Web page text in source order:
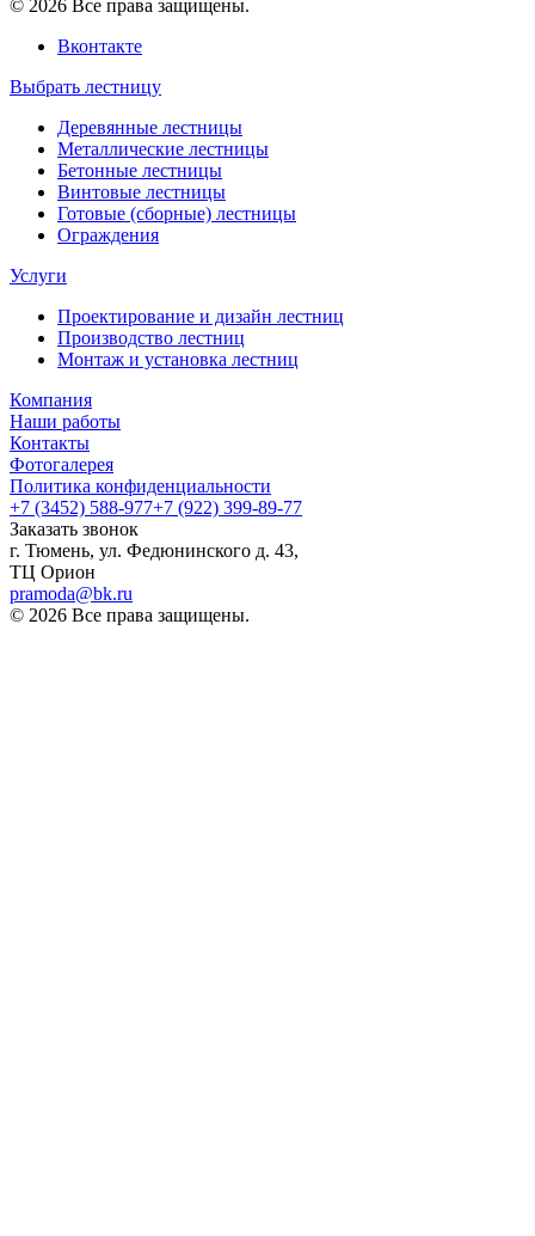
© 2026 Все права защищены.
Вконтакте
Выбрать лестницу
Деревянные лестницы
Металлические лестницы
Бетонные лестницы
Винтовые лестницы
Готовые (сборные) лестницы
Ограждения
Услуги
Проектирование и дизайн лестниц
Производство лестниц
Монтаж и установка лестниц
Компания
Наши работы
Контакты
Фотогалерея
Политика конфиденциальности
+7 (3452) 588-977+7 (922) 399-89-77
Заказать звонок
г. Тюмень, ул. Федюнинского д. 43,
ТЦ Орион
pramoda@bk.ru
© 2026 Все права защищены.